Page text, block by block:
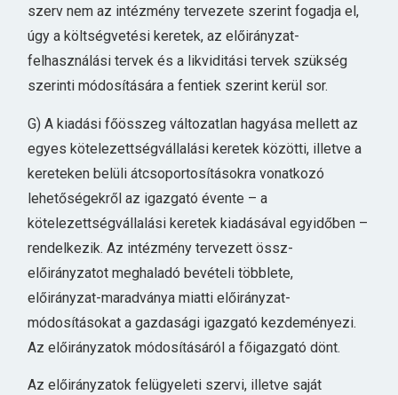
szerv nem az intézmény tervezete szerint fogadja el,
úgy a költségvetési keretek, az előirányzat-
felhasználási tervek és a likviditási tervek szükség
szerinti módosítására a fentiek szerint kerül sor.
G) A kiadási főösszeg változatlan hagyása mellett az
egyes kötelezettségvállalási keretek közötti, illetve a
kereteken belüli átcsoportosításokra vonatkozó
lehetőségekről az igazgató évente – a
kötelezettségvállalási keretek kiadásával egyidőben –
rendelkezik. Az intézmény tervezett össz-
előirányzatot meghaladó bevételi többlete,
előirányzat-maradványa miatti előirányzat-
módosításokat a gazdasági igazgató kezdeményezi.
Az előirányzatok módosításáról a főigazgató dönt.
Az előirányzatok felügyeleti szervi, illetve saját